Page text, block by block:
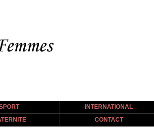
INTERNATIONAL
CONTACT